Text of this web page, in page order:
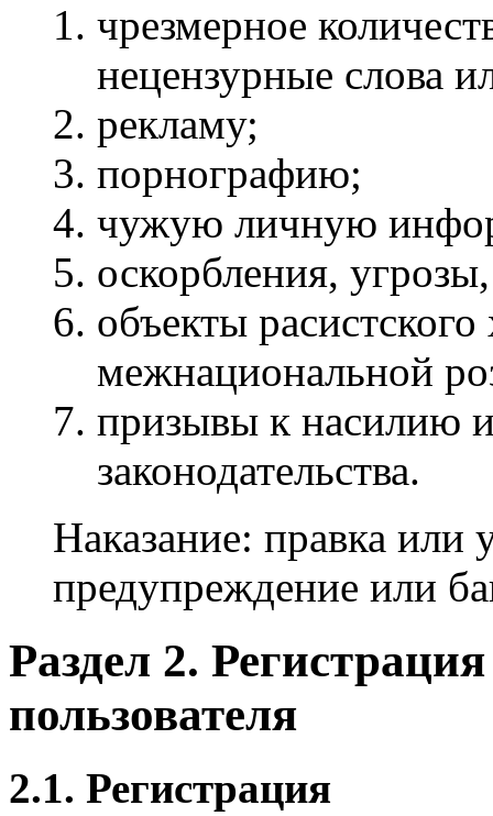
чрезмерное
нецензурные слова
рекламу;
порнографию;
чужую личную
оскорбления,
объекты
межнациональной
призывы к насилию
законодательства.
Наказание: правка или
предупреждение или
Раздел 2.
пользователя
2.1. Регистрация